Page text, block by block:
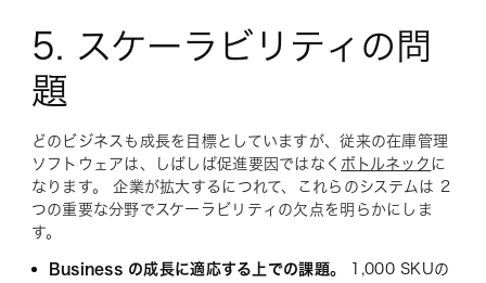
5. スケーラビリティの問
題
どのビジネスも成長を目標としていますが、従来の在庫管理
ソフトウェアは、しばしば促進要因ではなく ボトルネック に
なります。 企業が拡大するにつれて、これらのシステムは 2
つの重要な分野でスケーラビリティの欠点を明らかにしま
す。
Business の成長に適応する上での課題。
1,000 SKUの